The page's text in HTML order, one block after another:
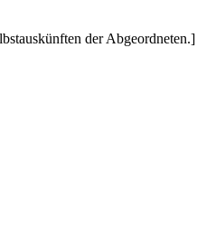
der Abgeordneten.]